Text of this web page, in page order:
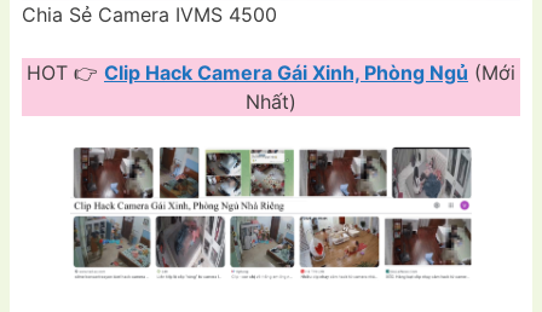
Chia Sẻ Camera IVMS 4500
HOT 👉 Clip Hack Camera Gái Xinh, Phòng Ngủ (Mới
Nhất)